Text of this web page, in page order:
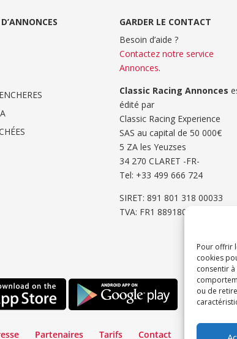
Pour offrir
cookies
consentir
ou de
GARDER LE CONTACT
Besoin d’aide ?
Contactez notre service
Annonces.
Classic Racing Annonces
édité par
Classic Racing Experience
SAS au capital de 50 000€
5 ZA les Yeuzses
34 270 CLARET -FR-
Tel: ‭+33 499 666 724‬
SIRET: 891 801 318 00033
TVA: FR1 8891801318
Partenaires Tarifs Contact Espace